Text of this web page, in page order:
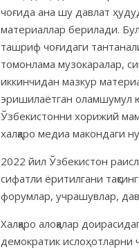
чоғида ана шу давлат
материаллар берилади.
ташриф чоғидаги
томонлама музокаралар,
иккинчидан мазкур
эришилаётган оламшумул
Ўзбекистонни хорижий
халқаро медиа макондаги
2022 йил Ўзбекистон
сифатли ёритилгани
форумлар, учрашувлар,
Халқаро алоқалар
демократик ислоҳотларни